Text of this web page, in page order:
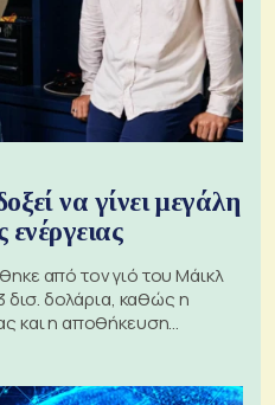
να γίνει μεγάλη
ενέργειας
από τον γιό του Μάικλ
δισ. δολάρια, καθώς η
και η αποθήκευση